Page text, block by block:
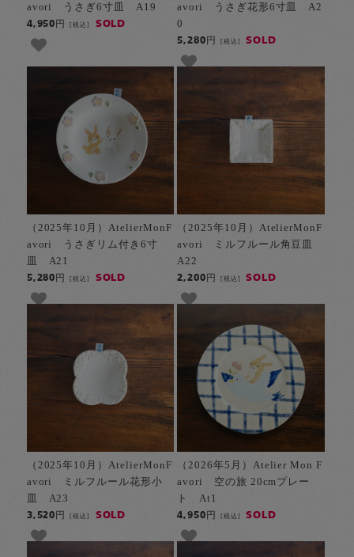
avori うさぎ6寸皿 A19
4,950円[税込] SOLD
avori うさぎ花形6寸皿 A2
0
5,280円 [税込] SOLD
（2025年10月）AtelierMonF
avori うさぎリム付き6寸
皿 A21
5,280円[税込] SOLD
（2025年10月）AtelierMonF
avori ミルフルール角豆皿
A22
2,200円 [税込] SOLD
（2025年10月）AtelierMonF
avori ミルフルール花形小
皿 A23
3,520円[税込] SOLD
（2026年5月）Atelier Mon F
avori 空の旅 20cmプレー
ト At1
4,950円 [税込] SOLD